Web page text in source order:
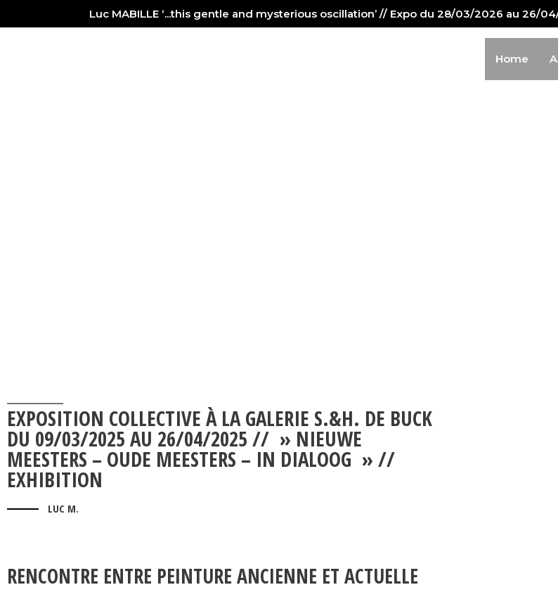
Luc MABILLE ‘...this gentle and mysterious oscillation’ // Expo du 28/03/2026 au 26/
Home
EXPOSITION COLLECTIVE À LA GALERIE S.&H. DE BUCK
DU 09/03/2025 AU 26/04/2025 // » NIEUWE
MEESTERS – OUDE MEESTERS – IN DIALOOG » //
EXHIBITION
LUC M.
RENCONTRE ENTRE PEINTURE ANCIENNE ET ACTUELLE